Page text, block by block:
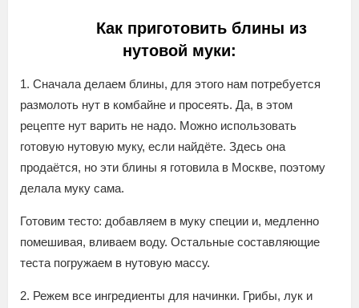
Как приготовить блины из
нутовой муки:
1. Сначала делаем блины, для этого нам потребуется
размолоть нут в комбайне и просеять. Да, в этом
рецепте нут варить не надо. Можно использовать
готовую нутовую муку, если найдёте. Здесь она
продаётся, но эти блины я готовила в Москве, поэтому
делала муку сама.
Готовим тесто: добавляем в муку специи и, медленно
помешивая, вливаем воду. Остальные составляющие
теста погружаем в нутовую массу.
2. Режем все ингредиенты для начинки. Грибы, лук и